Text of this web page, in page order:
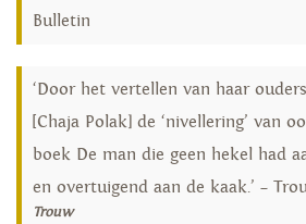
Bulletin
‘Door het vertellen van haar
[Chaja Polak] de ‘nivellering’ van
boek De man die geen hekel had
en overtuigend aan de kaak.’ –
Trouw